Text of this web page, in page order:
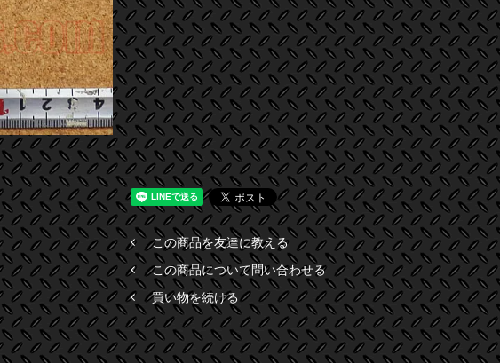
この商品を友達に教える
この商品について問い合わせる
買い物を続ける